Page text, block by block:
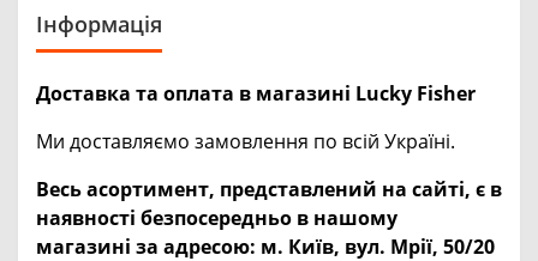
Інформація
Доставка та оплата в магазині Lucky Fisher
Ми доставляємо замовлення по всій Україні.
Весь асортимент, представлений на сайті, є в
наявності безпосередньо в нашому
магазині за адресою: м. Київ, вул. Мрії, 50/20